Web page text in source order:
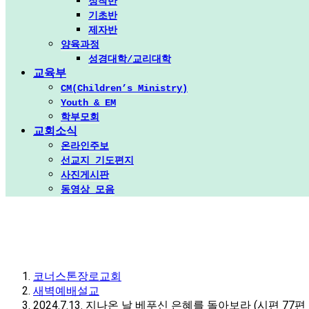
기초반
제자반
양육과정
성경대학/교리대학
교육부
CM(Children’s Ministry)
Youth & EM
학부모회
교회소식
온라인주보
선교지 기도편지
사진게시판
동영상 모음
코너스톤장로교회
새벽예배설교
2024.7.13. 지나온 날 베푸신 은혜를 돌아보라 (시편 77